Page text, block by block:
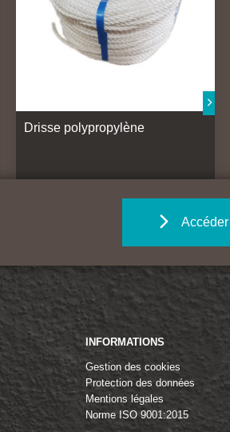
Drisse polypropylène
INFORMATIONS
Gestion des cookies
Protection des données
Mentions légales
Norme ISO 9001:2015